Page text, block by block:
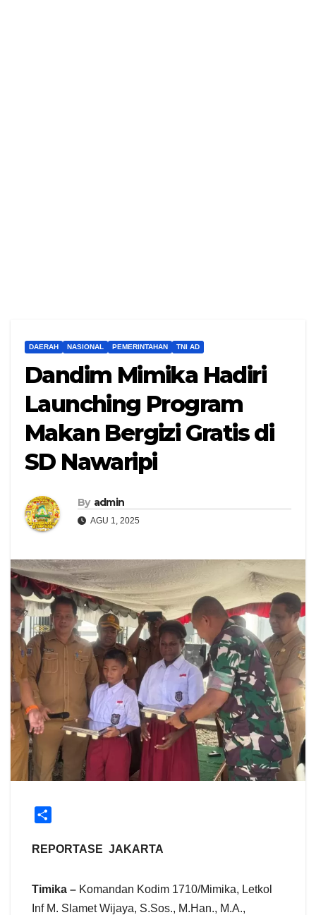
DAERAH NASIONAL PEMERINTAHAN TNI AD
Dandim Mimika Hadiri
Launching Program
Makan Bergizi Gratis di
SD Nawaripi
By admin
AGU 1, 2025
a
e
REPORTASE JAKARTA
Timika – Komandan Kodim 1710/Mimika, Letkol
Inf M. Slamet Wijaya, S.Sos., M.Han., M.A.,